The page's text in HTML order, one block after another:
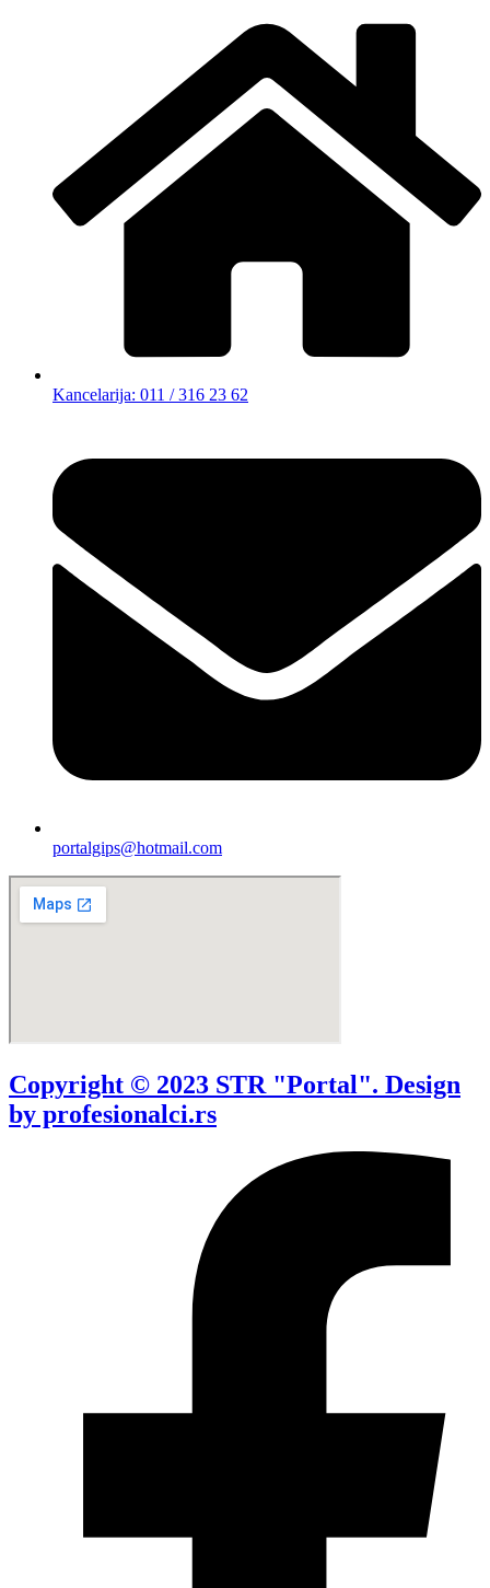
Kancelarija: 011 / 316 23 62
portalgips@hotmail.com
Copyright © 2023 STR "Portal". Design
by profesionalci.rs